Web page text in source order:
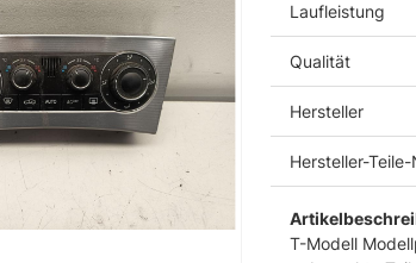
Laufleistung
Qualität
Hersteller
Hersteller-Teile-
T-Modell